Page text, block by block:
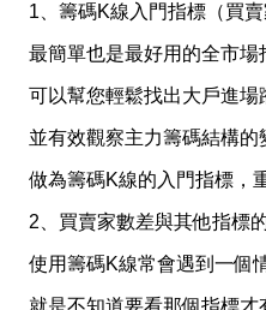
1、籌碼K線入門指標（買賣
最簡單也是最好用的全市場
可以幫您輕鬆找出大戶進場
並有效觀察主力籌碼結構的
做為籌碼K線的入門指標，
2、買賣家數差與其他指標
使用籌碼K線常會遇到一個
就是不知道要看那個指標才